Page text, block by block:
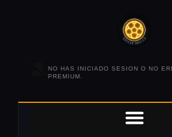
NO HAS INICIADO SESION O NO
PREMIUM.